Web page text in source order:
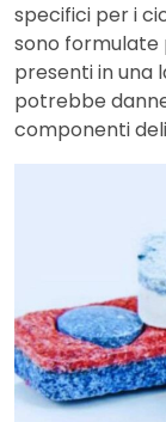
specifici per i
sono formulate
presenti in una
potrebbe
componenti